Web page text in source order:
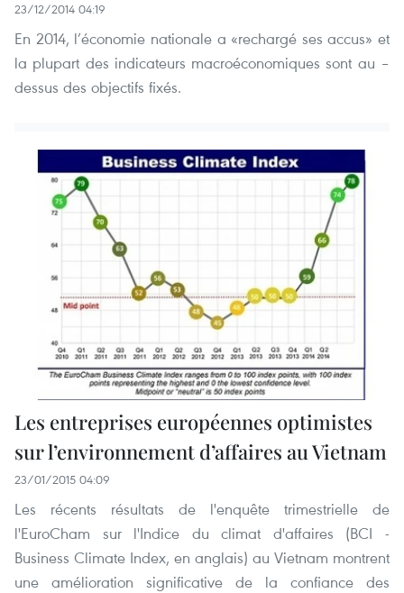
23/12/2014 04:19
En 2014, l’économie nationale a «rechargé ses accus» et
la plupart des indicateurs macroéconomiques sont au –
dessus des objectifs fixés.
Les entreprises européennes optimistes
sur l’environnement d’affaires au Vietnam
23/01/2015 04:09
Les récents résultats de l'enquête trimestrielle de
l'EuroCham sur l'Indice du climat d'affaires (BCI -
Business Climate Index, en anglais) au Vietnam montrent
une amélioration significative de la confiance des